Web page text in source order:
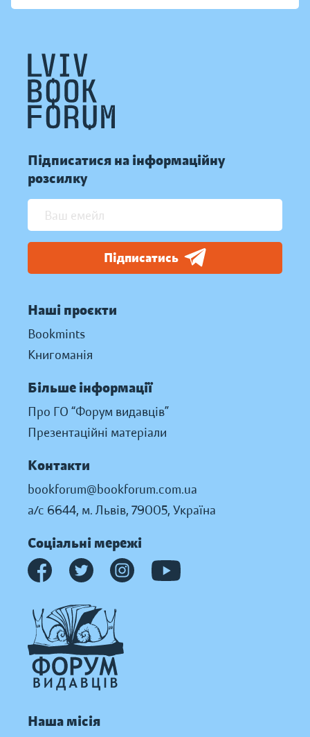
Підписатися на інформаційну
розсилку
Підписатись
Наші проєкти
Bookmints
Книгоманія
Більше інформації
Про ГО “Форум видавців”
Презентаційні матеріали
Контакти
bookforum@bookforum.com.ua
а/с 6644, м. Львів, 79005, Україна
Соціальні мережі
Наша місія